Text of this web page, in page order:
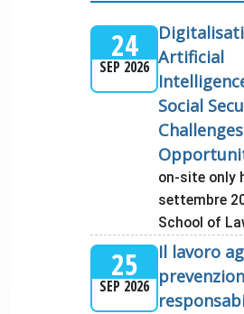
24
SEP 2026 Artificial
Social
on-site only
settembre
School of
25
SEP 2026
Il lavoro